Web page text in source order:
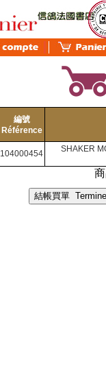
編號
Référence
104000454 SHAKER